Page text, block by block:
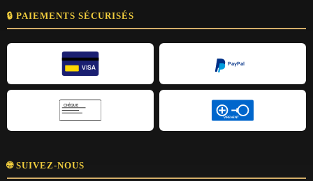
🔒 PAIEMENTS SÉCURISÉS
VISA
PayPal
CHÈQUE
VIREMENT
🌐 SUIVEZ-NOUS